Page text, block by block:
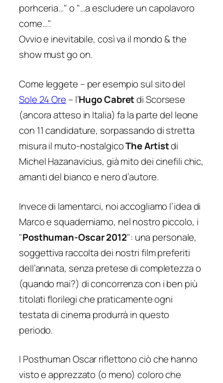
porhceria…" o "…a escludere un capolavoro
come…".
Ovvio e inevitabile, così va il mondo & the
show must go on.
Come leggete – per esempio sul sito del
Sole 24 Ore – l’Hugo Cabretdi Scorsese
(ancora atteso in Italia) fa la parte del leone
con 11 candidature, sorpassando di stretta
misura il muto-nostalgicoThe Artistdi
Michel Hazanavicius, già mito dei cinefili chic,
amanti del bianco e nero d’autore.
Invece di lamentarci, noi accogliamo l’idea di
Marco e squaderniamo, nel nostro piccolo, i
"Posthuman-Oscar 2012": una personale,
soggettiva raccolta dei nostri film preferiti
dell’annata, senza pretese di completezza o
(quando mai?) di concorrenza con i ben più
titolati florilegi che praticamente ogni
testata di cinema produrrà in questo
periodo.
I Posthuman Oscar riflettono ciò che hanno
visto e apprezzato (o meno) coloro che